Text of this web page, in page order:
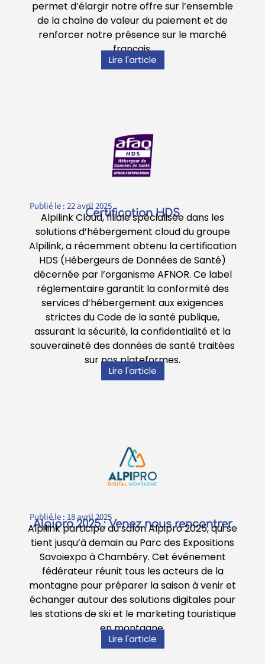
permet d’élargir notre offre sur l’ensemble
de la chaîne de valeur du paiement et de
renforcer notre présence sur le marché
français.
Lire l'article
Publié le :22 avril 2025
Certification HDS
Alpilink Cloud, filiale spécialisée dans les
solutions d’hébergement cloud du groupe
Alpilink, a récemment obtenu la certification
HDS (Hébergeurs de Données de Santé)
décernée par l’organisme AFNOR. Ce label
réglementaire garantit la conformité des
services d’hébergement aux exigences
strictes du Code de la santé publique,
assurant la sécurité, la confidentialité et la
souveraineté des données de santé traitées
sur nos plateformes.
Lire l'article
Publié le : 18 avril 2025
Alpipro 2025 : Venez nous rencontrer
Alpilink participe au salon Alpipro 2025, qui se
tient jusqu’à demain au Parc des Expositions
Savoiexpo à Chambéry. Cet événement
fédérateur réunit tous les acteurs de la
montagne pour préparer la saison à venir et
échanger autour des solutions digitales pour
les stations de ski et le marketing touristique
en montagne.
Lire l'article